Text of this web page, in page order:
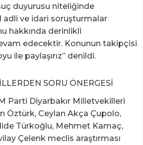
duyurusu niteliğinde
adli ve idari soruşturmalar
hakkında derinlikli
edecektir. Konunun takipçisi
ile paylaşırız” denildi.
SORU ÖNERGESİ
Parti Diyarbakır Milletvekilleri
Öztürk, Ceylan Akça Çupolo,
Türkoğlu, Mehmet Kamaç,
Çelenk meclis araştırması